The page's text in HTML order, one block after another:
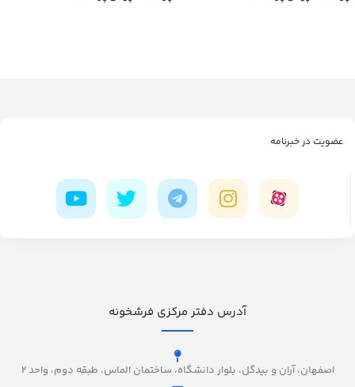
عضویت در خبرنامه
آدرس دفتر مرکزی فرشخونه
اصفهان، آران و بیدگل، بلوار دانشگاه، ساختمان الماس، طبقه دوم، واحد 2